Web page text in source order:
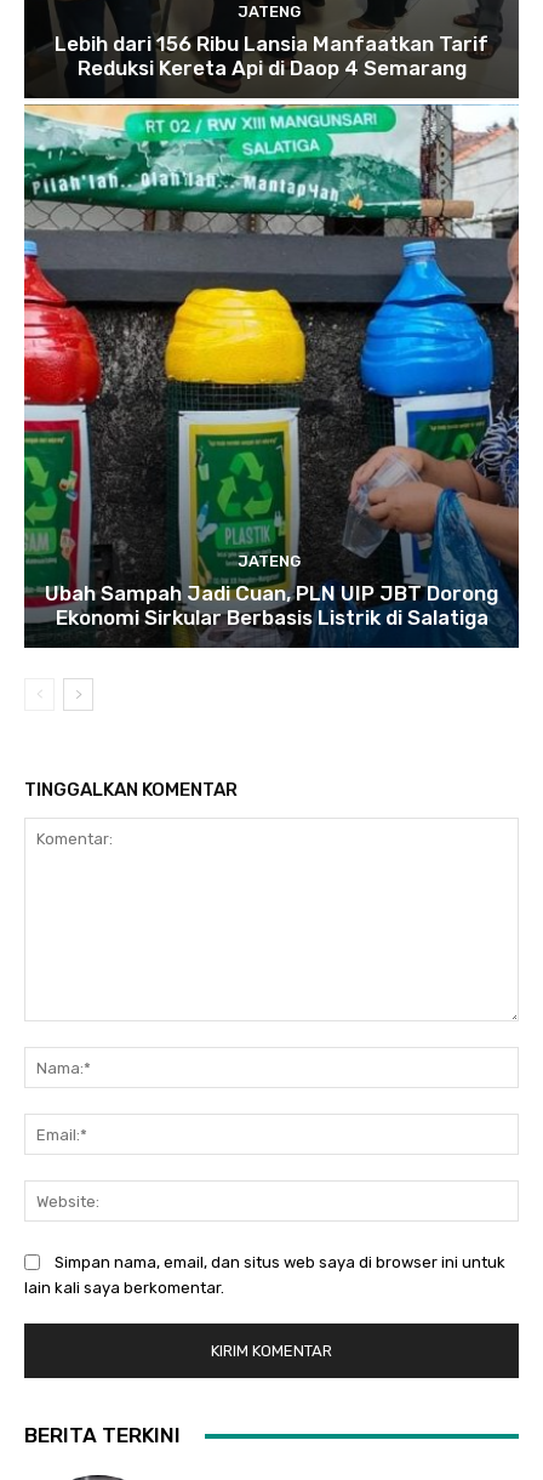
JATENG
Lebih dari 156 Ribu Lansia Manfaatkan Tarif
Reduksi Kereta Api di Daop 4 Semarang
JATENG
Ubah Sampah Jadi Cuan, PLN UIP JBT Dorong
Ekonomi Sirkular Berbasis Listrik di Salatiga
TINGGALKAN KOMENTAR
Simpan nama, email, dan situs web saya di browser ini untuk
lain kali saya berkomentar.
BERITA TERKINI